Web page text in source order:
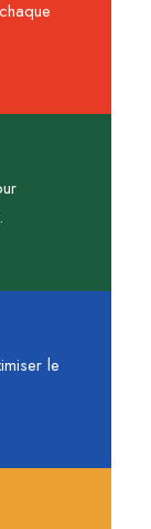
le